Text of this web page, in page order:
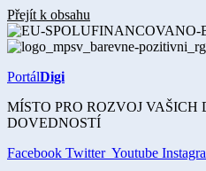
Přejít k obsahu
PortálDigi
MÍSTO PRO ROZVOJ
DOVEDNOSTÍ
Facebook Twitter Youtube